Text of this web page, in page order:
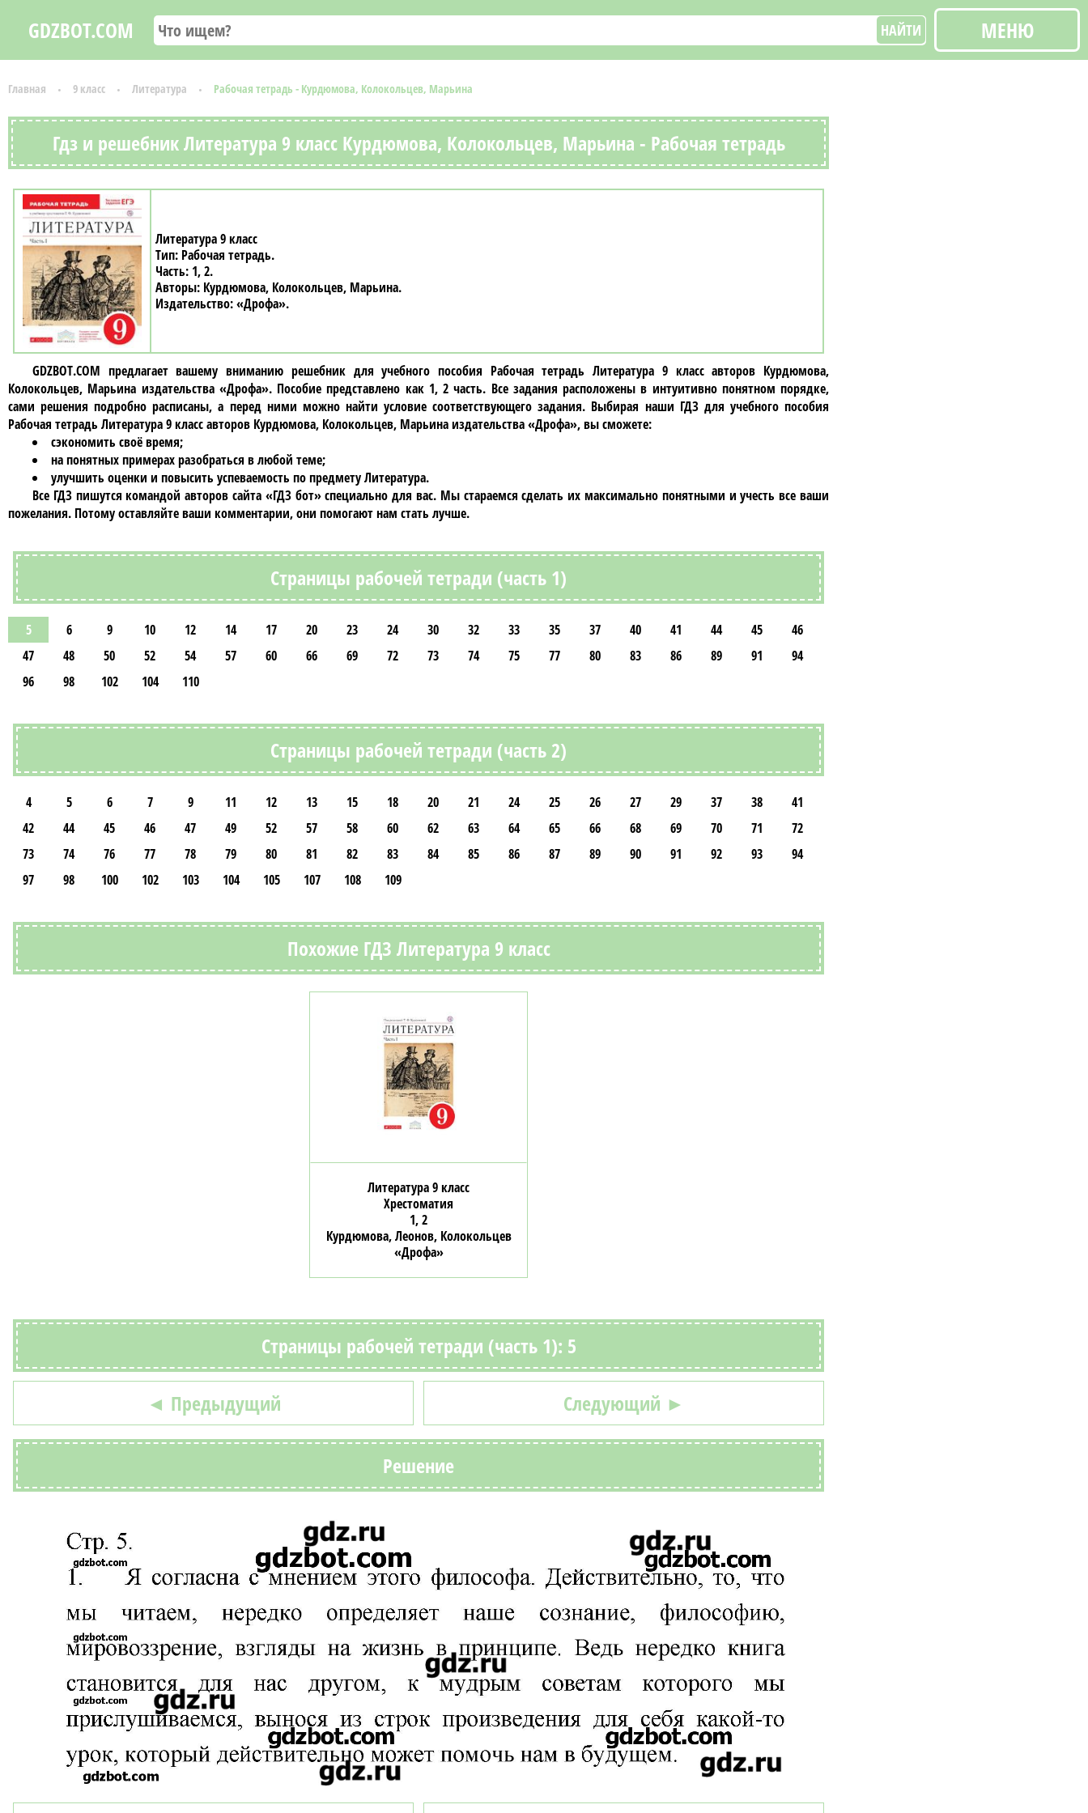
GDZBOT.COM НАЙТИ МЕНЮ
Главная 9 класс Литература Рабочая тетрадь - Курдюмова, Колокольцев, Марьина
Гдз и решебник Литература 9 класс Курдюмова, Колокольцев, Марьина - Рабочая тетрадь
Литература 9 класс
Рабочая тетрадь
1, 2
Курдюмова, Колокольцев, Марьина
«Дрофа»
GDZBOT.COM предлагает вашему вниманию решебник для учебного пособия Рабочая тетрадь Литература 9 класc авторов Курдюмова,
Колокольцев, Марьина издательства «Дрофа». Пособие представлено как 1, 2 часть. Все задания расположены в интуитивно понятном порядке,
сами решения подробно расписаны, а перед ними можно найти условие соответствующего задания. Выбирая наши ГДЗ для учебного пособия
Рабочая тетрадь Литература 9 класc авторов Курдюмова, Колокольцев, Марьина издательства «Дрофа», вы сможете:
сэкономить своё время;
на понятных примерах разобраться в любой теме;
улучшить оценки и повысить успеваемость по предмету Литература.
Все ГДЗ пишутся командой авторов сайта «ГДЗ бот» специально для вас. Мы стараемся сделать их максимально понятными и учесть все ваши
пожелания. Потому оставляйте ваши комментарии, они помогают нам стать лучше.
Страницы рабочей тетради (часть 1)
5 6 9 10 12 14 17 20 23 24 30 32 33 35 37 40 41 44 45
46
47
48 50 52 54 57 60 66 69 72 73 74 75 77 80 83 86 89 91
94
96
98 102 104 110
Страницы рабочей тетради (часть 2)
4 5 6 7 9 11 12 13 15 18 20 21 24 25 26 27 29 37 38
41
42
44 45 46 47 49 52 57 58 60 62 63 64 65 66 68 69 70 71
72
73
74 76 77 78 79 80 81 82 83 84 85 86 87 89 90 91 92 93
94
97
98 100 102 103 104 105 107 108 109
Похожие ГДЗ Литература 9 класс
Литература 9 класс
Хрестоматия
1, 2
Курдюмова, Леонов, Колокольцев
«Дрофа»
Страницы рабочей тетради (часть 1): 5
◄ Предыдущий Следующий ►
Решение